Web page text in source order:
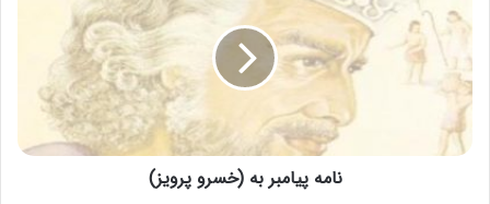
نامه پیامبر به (خسرو پرویز)